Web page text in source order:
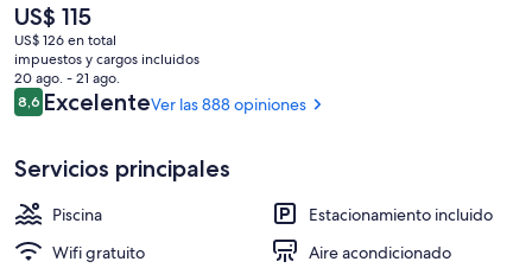
Escritorio, espacio para trabajar con
El
precio
actual
es
de
US$ 115
US$ 115
US$ 126 en total
impuestos y cargos incluidos
20 ago. - 21 ago.
Opiniones
8,68,6 de 10
ExcelenteVer las 888 opiniones
Servicios principales
Piscina
Estacionamiento incluido
Wifi gratuito
Aire acondicionado